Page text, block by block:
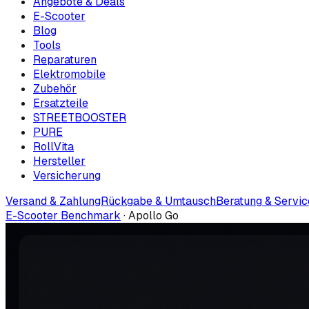
E-Scooter
Blog
Tools
Reparaturen
Elektromobile
Zubehör
Ersatzteile
STREETBOOSTER
PURE
RollVita
Hersteller
Versicherung
Versand & ZahlungRückgabe & UmtauschBeratung &
E-Scooter Benchmark ·Apollo Go